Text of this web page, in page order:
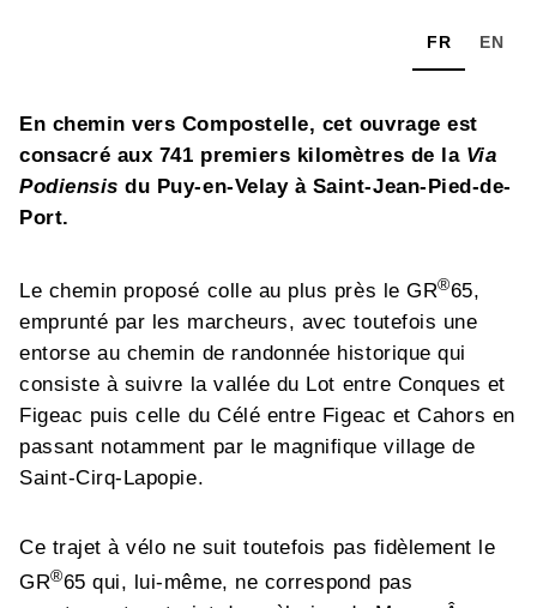
FR EN
En chemin vers Compostelle, cet ouvrage est
consacré aux 741 premiers kilomètres de la Via
Podiensis du Puy-en-Velay à Saint-Jean-Pied-de-
Port.
Le chemin proposé colle au plus près le GR®65,
emprunté par les marcheurs, avec toutefois une
entorse au chemin de randonnée historique qui
consiste à suivre la vallée du Lot entre Conques et
Figeac puis celle du Célé entre Figeac et Cahors en
passant notamment par le magnifique village de
Saint-Cirq-Lapopie.
Ce trajet à vélo ne suit toutefois pas fidèlement le
GR®65 qui, lui-même, ne correspond pas